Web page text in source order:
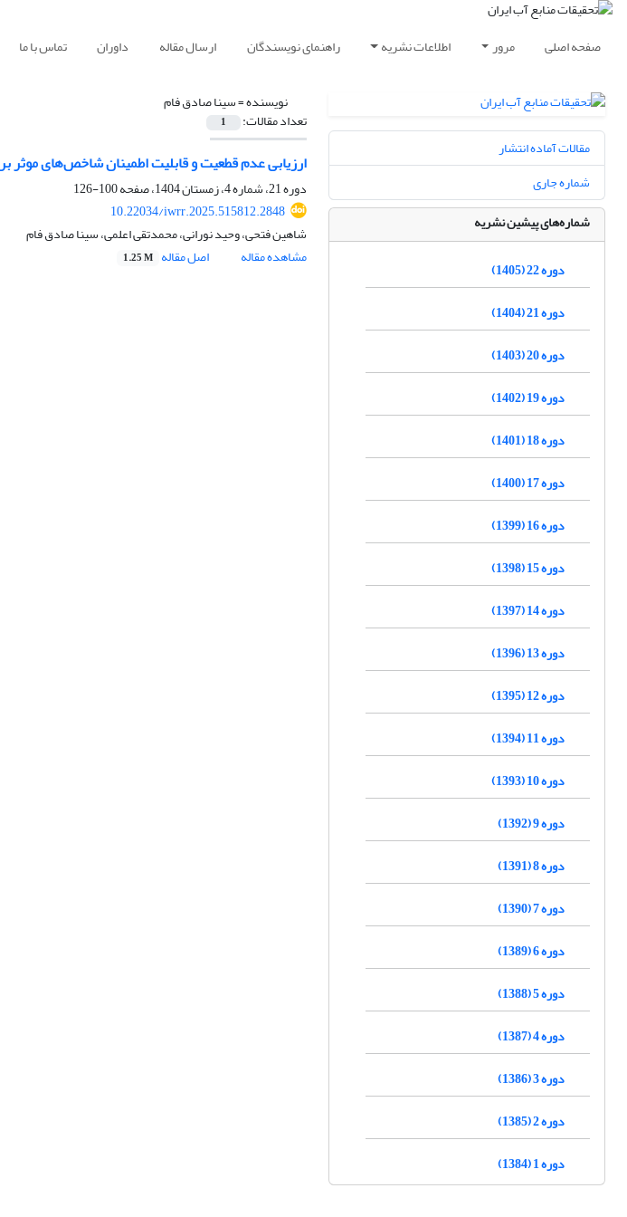
صفحه اصلی مرور اطلاعات نشریه راهنمای نویسندگان ارسال مقاله داوران تماس با ما
نویسنده =سینا صادق فام
تعداد مقالات: 1
ارزیابی عدم قطعیت و قابلیت اطمینان شاخص‌های موثر
دوره 21، شماره 4، زمستان 1404، صفحه
100-126
10.22034/iwrr.2025.515812.2848
شاهین فتحی، وحید نورانی، محمدتقی اعلمی، سینا صادق فام
مشاهده مقاله
اصل مقاله 1.25 M
مقالات آماده انتشار
شماره جاری
شماره‌های پیشین نشریه
دوره 22 (1405)
دوره 21 (1404)
دوره 20 (1403)
دوره 19 (1402)
دوره 18 (1401)
دوره 17 (1400)
دوره 16 (1399)
دوره 15 (1398)
دوره 14 (1397)
دوره 13 (1396)
دوره 12 (1395)
دوره 11 (1394)
دوره 10 (1393)
دوره 9 (1392)
دوره 8 (1391)
دوره 7 (1390)
دوره 6 (1389)
دوره 5 (1388)
دوره 4 (1387)
دوره 3 (1386)
دوره 2 (1385)
دوره 1 (1384)